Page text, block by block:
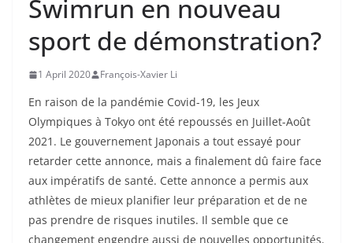
Swimrun en nouveau
sport de démonstration?
1 April 2020 François-Xavier Li
En raison de la pandémie Covid-19, les Jeux
Olympiques à Tokyo ont été repoussés en Juillet-Août
2021. Le gouvernement Japonais a tout essayé pour
retarder cette annonce, mais a finalement dû faire face
aux impératifs de santé. Cette annonce a permis aux
athlètes de mieux planifier leur préparation et de ne
pas prendre de risques inutiles. Il semble que ce
changement engendre aussi de nouvelles opportunités.